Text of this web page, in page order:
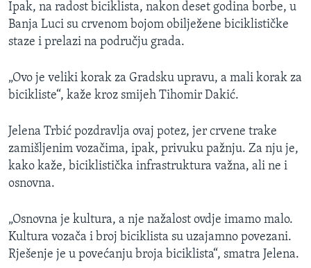
Ipak, na radost biciklista, nakon deset godina borbe, u
Banja Luci su crvenom bojom obilježene biciklističke
staze i prelazi na području grada.
„Ovo je veliki korak za Gradsku upravu, a mali korak za
bicikliste“, kaže kroz smijeh Tihomir Dakić.
Jelena Trbić pozdravlja ovaj potez, jer crvene trake
zamišljenim vozačima, ipak, privuku pažnju. Za nju je,
kako kaže, biciklistička infrastruktura važna, ali ne i
osnovna.
„Osnovna je kultura, a nje nažalost ovdje imamo malo.
Kultura vozača i broj biciklista su uzajamno povezani.
Rješenje je u povećanju broja biciklista“, smatra Jelena.